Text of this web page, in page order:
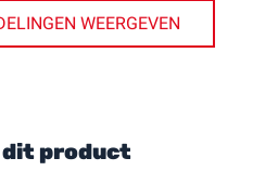
WEERGEVEN
dit product